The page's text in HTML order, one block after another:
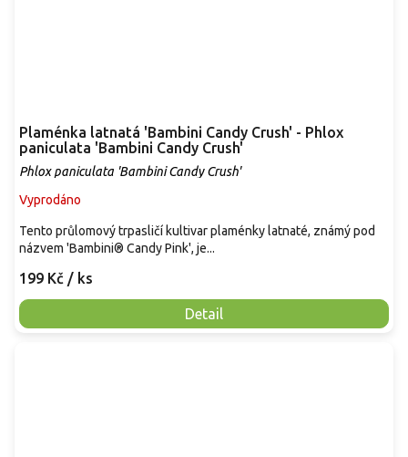
Plaménka latnatá 'Bambini Candy Crush' - Phlox
paniculata 'Bambini Candy Crush'
Phlox paniculata 'Bambini Candy Crush'
Vyprodáno
199 Kč / ks
Detail
Tento průlomový trpasličí kultivar plaménky latnaté, známý pod
názvem 'Bambini® Candy Pink', je...